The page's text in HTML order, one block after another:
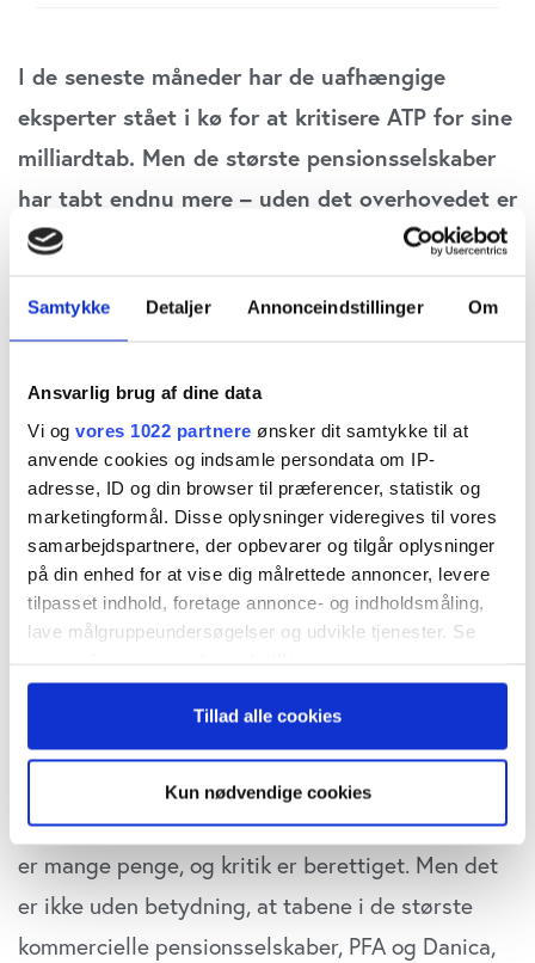
Samtykke Detaljer Annonceindstillinger Om
Ansvarlig brug af dine data
Vi og vores 1022 partnere ønsker dit samtykke til at
anvende cookies og indsamle persondata om IP-
adresse, ID og din browser til præferencer, statistik og
marketingformål. Disse oplysninger videregives til vores
samarbejdspartnere, der opbevarer og tilgår oplysninger
på din enhed for at vise dig målrettede annoncer, levere
tilpasset indhold, foretage annonce- og indholdsmåling,
lave målgruppeundersøgelser og udvikle tjenester. Se
persondatapolitik. Du kan altid trække dit samtykke
tilbage eller ændre indstillinger fra vores
"Cookiedeklaration", eller ved at trykke på "Privacy
Hvis du tillader det, vil vi også gerne:
Indsamle præcise oplysninger om din placering,
der kan være nøjagtig inden for få meter
Identificere din enhed baseret på en scanning af
dens unikke karakteristika (fingerprinting)
Tillad alle cookies
Kun nødvendige cookies
I de seneste måneder har de uafhængige
eksperter stået i kø for at kritisere ATP for sine
milliardtab. Men de største pensionsselskaber
har tabt endnu mere – uden det overhovedet er
blevet bemærket. Måske skyldes det, at de
pensionssektoren eller har meget nære
Det er ikke så lang tid siden, at det stod klart, at
ATP har inkasseret det største tab i
pensionskassens lange historie. Stigende renter
og faldende aktier er en giftig cocktail, når man
sparer op til pension. Og det har ført til en intens
diskussion af lønmodtagerfondens
Kurstab kan gøres op på mange måder. Men
ifølge årsrapporten præsterede ATP sidste år et
investeringsresultat på minus 65 mia. kr. Ja, det
er mange penge, og kritik er berettiget. Men det
er ikke uden betydning, at tabene i de største
kommercielle pensionsselskaber, PFA og Danica,